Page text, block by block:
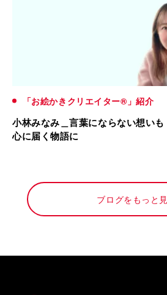
「お絵かきクリエイター®」紹介
小林みなみ＿言葉にならない想い
心に届く物語に
ブログをもっと